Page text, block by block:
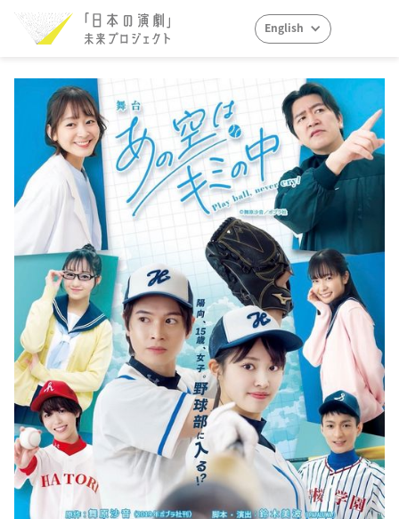
English